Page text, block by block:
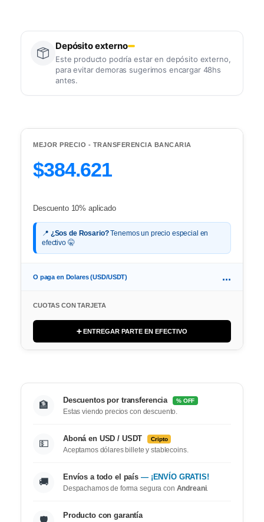
Depósito externo
Este producto podría estar en depósito externo,
para evitar demoras sugerimos encargar 48hs
antes.
MEJOR PRECIO - TRANSFERENCIA BANCARIA
$384.621
Descuento 10% aplicado
📍 ¿Sos de Rosario?Tenemos un precio especial en
efectivo 🤫
O paga en Dolares (USD/USDT) ...
CUOTAS CON TARJETA
➕ ENTREGAR PARTE EN EFECTIVO
🏦 Descuentos por transferencia % OFF
Estas viendo precios con descuento.
💵 Aboná en USD / USDT Cripto
Aceptamos dólares billete y stablecoins.
🚚 Envíos a todo el país — ¡ENVÍO GRATIS!
Despachamos de forma segura con Andreani.
Producto con garantía